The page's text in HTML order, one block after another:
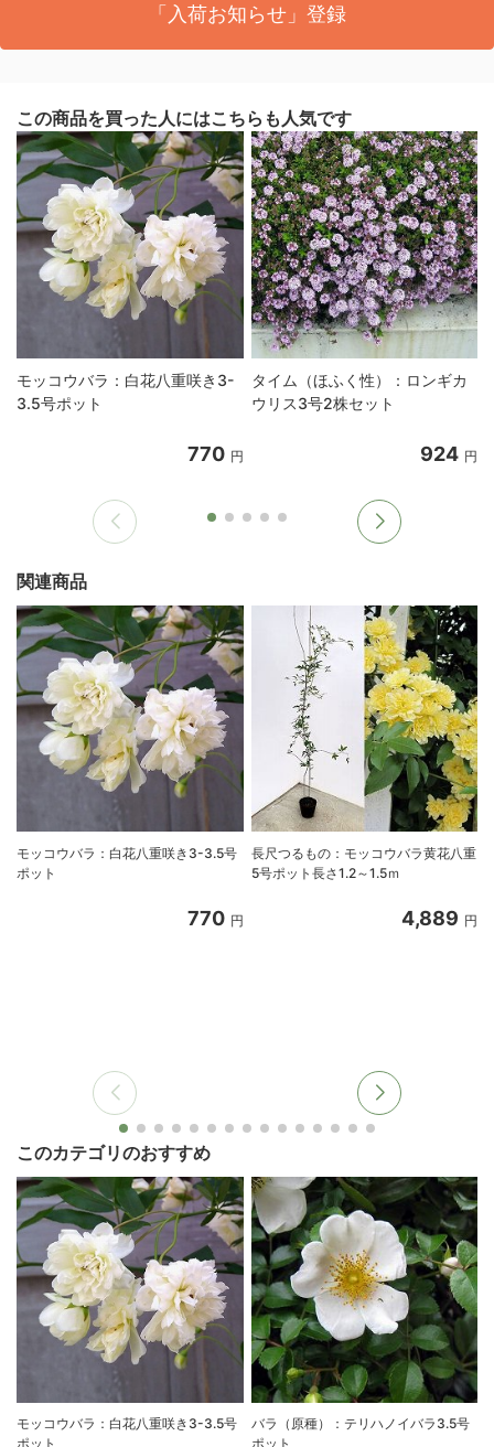
「入荷お知らせ」登録
この商品を買った人にはこちらも人気です
モッコウバラ：白花八重咲き3-
3.5号ポット
770 円
タイム（ほふく性）：ロンギカ
ウリス3号2株セット
924 円
関連商品
モッコウバラ：白花八重咲き3-3.5号
ポット
770 円
長尺つるもの：モッコウバラ黄花八重
5号ポット長さ1.2～1.5ｍ
4,889 円
このカテゴリのおすすめ
モッコウバラ：白花八重咲き3-3.5号
ポット
バラ（原種）：テリハノイバラ3.5号
ポット